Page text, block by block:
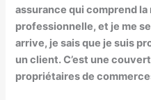
assurance qui comprend la
professionnelle, et je me
arrive, je sais que je suis
un client. C’est une
propriétaires de